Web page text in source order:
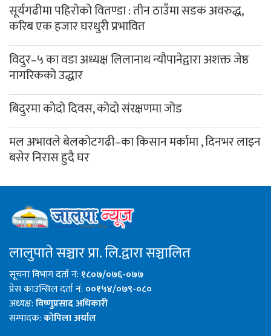
सूर्यगढीमा पहिरोको वितण्डा : तीन ठाउँमा सडक अवरुद्ध,
करिब एक हजार घरधुरी प्रभावित
विदुर–५ का वडा अध्यक्ष लिलानाथ न्यौपानेद्वारा अशक्त जेष्ठ
नागरिकको उद्धार
बिदुरमा कोदो दिवस, कोदो संरक्षणमा जोड
मल अभावले बेलकोटगढी–का किसान मर्कामा , दिनभर लाइन
बसेर निरास हुदै घर
लालुपाते सञ्चार प्रा. लि.द्वारा सञ्चालित
सूचना विभाग दर्ता नं: १८०७/०७६-०७७
प्रेस काउन्सिल दर्ता नं: ००१५४/०७९-०८०
अध्यक्ष:विष्णुप्रसाद अधिकारी
सम्पादक:कोपिला अर्याल